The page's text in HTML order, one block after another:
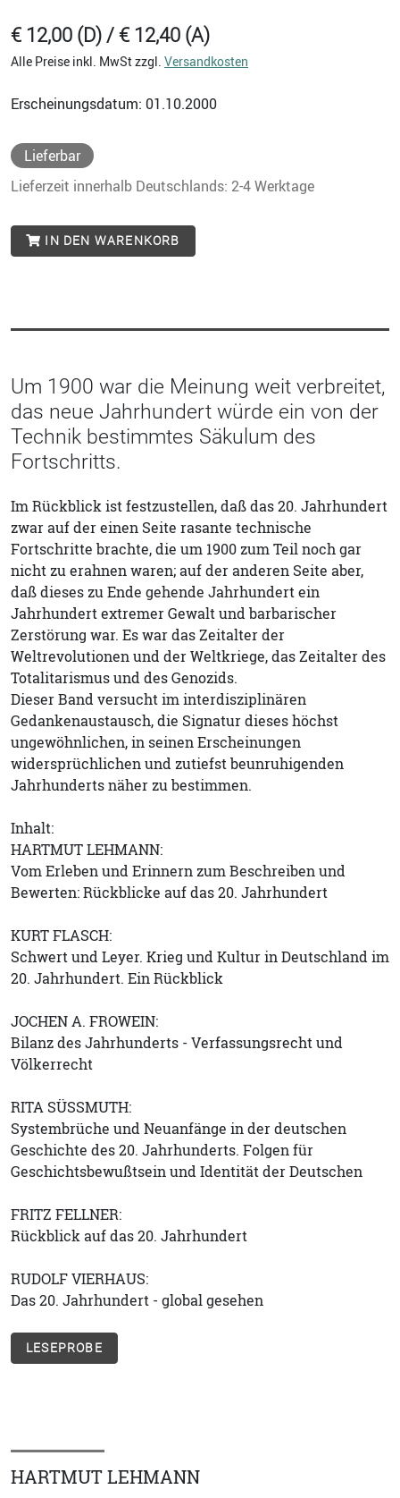
€ 12,00 (D) / € 12,40 (A)
Alle Preise inkl. MwSt zzgl. Versandkosten
Erscheinungsdatum: 01.10.2000
Lieferbar
Lieferzeit innerhalb Deutschlands: 2-4 Werktage
IN DEN WARENKORB
Um 1900 war die Meinung weit verbreitet,
das neue Jahrhundert würde ein von der
Technik bestimmtes Säkulum des
Fortschritts.
Im Rückblick ist festzustellen, daß das 20. Jahrhundert
zwar auf der einen Seite rasante technische
Fortschritte brachte, die um 1900 zum Teil noch gar
nicht zu erahnen waren; auf der anderen Seite aber,
daß dieses zu Ende gehende Jahrhundert ein
Jahrhundert extremer Gewalt und barbarischer
Zerstörung war. Es war das Zeitalter der
Weltrevolutionen und der Weltkriege, das Zeitalter des
Totalitarismus und des Genozids.
Dieser Band versucht im interdisziplinären
Gedankenaustausch, die Signatur dieses höchst
ungewöhnlichen, in seinen Erscheinungen
widersprüchlichen und zutiefst beunruhigenden
Jahrhunderts näher zu bestimmen.
Inhalt:
HARTMUT LEHMANN:
Vom Erleben und Erinnern zum Beschreiben und
Bewerten: Rückblicke auf das 20. Jahrhundert
KURT FLASCH:
Schwert und Leyer. Krieg und Kultur in Deutschland im
20. Jahrhundert. Ein Rückblick
JOCHEN A. FROWEIN:
Bilanz des Jahrhunderts - Verfassungsrecht und
Völkerrecht
RITA SÜSSMUTH:
Systembrüche und Neuanfänge in der deutschen
Geschichte des 20. Jahrhunderts. Folgen für
Geschichtsbewußtsein und Identität der Deutschen
FRITZ FELLNER:
Rückblick auf das 20. Jahrhundert
RUDOLF VIERHAUS:
Das 20. Jahrhundert - global gesehen
LESEPROBE
HARTMUT LEHMANN